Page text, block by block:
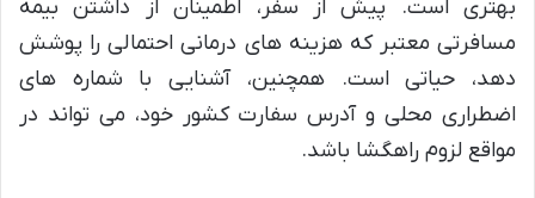
بهتری است. پیش از سفر، اطمینان از داشتن بیمه
مسافرتی معتبر که هزینه های درمانی احتمالی را پوشش
دهد، حیاتی است. همچنین، آشنایی با شماره های
اضطراری محلی و آدرس سفارت کشور خود، می تواند در
مواقع لزوم راهگشا باشد.